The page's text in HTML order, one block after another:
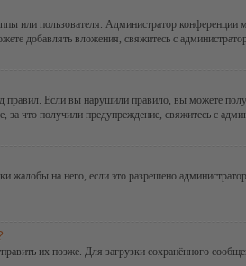
или пользователя. Администратор
добавлять вложения, свяжитесь с
Если вы нарушили правило, вы можете
что получили предупреждение, свяжитесь с
жалобы на него, если это разрешено
их позже. Для загрузки сохранённого